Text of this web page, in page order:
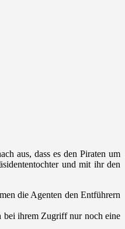
aus, dass es den Piraten um
und mit ihr den
die Agenten den Entführern
bei ihrem Zugriff nur noch eine